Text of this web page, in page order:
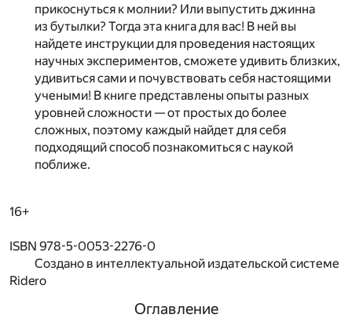
прикоснуться к молнии? Или выпустить джинна
из бутылки? Тогда эта книга для вас! В ней вы
найдете инструкции для проведения настоящих
научных экспериментов, сможете удивить близких,
удивиться сами и почувствовать себя настоящими
учеными! В книге представлены опыты разных
уровней сложности — от простых до более
сложных, поэтому каждый найдет для себя
подходящий способ познакомиться с наукой
поближе.
16+
ISBN 978-5-0053-2276-0
Создано в интеллектуальной издательской системе
Ridero
Оглавление